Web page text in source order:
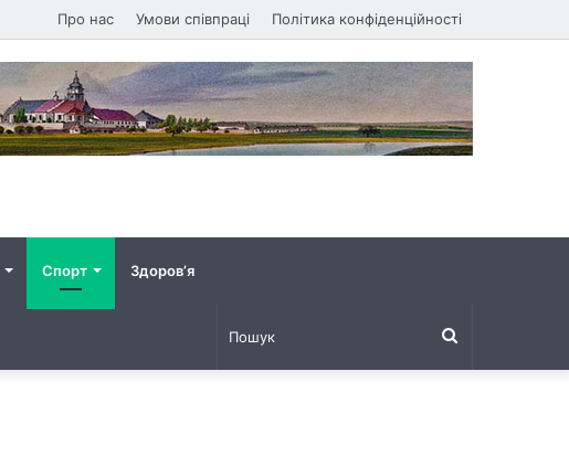
Про нас Умови співпраці Політика конфіденційності
Спорт Здоров’я